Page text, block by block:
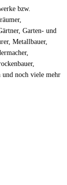
bzw.
Garten- und
Metallbauer,
und noch viele mehr